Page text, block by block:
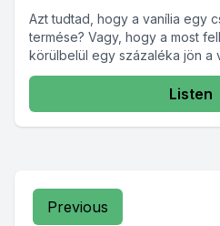
Azt tudtad, hogy a vanília egy
termése? Vagy, hogy a most
körülbelül egy százaléka jön a
Listen
Previous